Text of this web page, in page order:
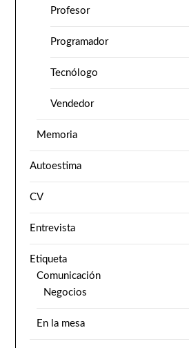
Profesor
Programador
Tecnólogo
Vendedor
Memoria
Autoestima
CV
Entrevista
Etiqueta
Comunicación
Negocios
En la mesa